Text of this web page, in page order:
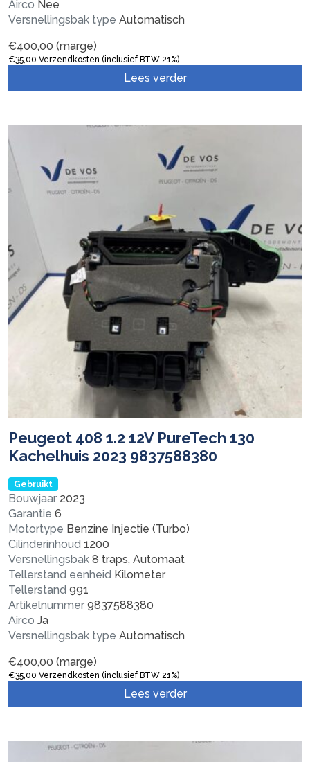
Airco Nee
Versnellingsbak type Automatisch
€400,00 (marge)
€35,00 Verzendkosten (inclusief BTW 21%)
Lees verder
Peugeot 408 1.2 12V PureTech 130
Kachelhuis 2023 9837588380
Gebruikt
Bouwjaar 2023
Garantie 6
Motortype Benzine Injectie (Turbo)
Cilinderinhoud 1200
Versnellingsbak 8 traps, Automaat
Tellerstand eenheid Kilometer
Tellerstand 991
Artikelnummer 9837588380
Airco Ja
Versnellingsbak type Automatisch
€400,00 (marge)
€35,00 Verzendkosten (inclusief BTW 21%)
Lees verder